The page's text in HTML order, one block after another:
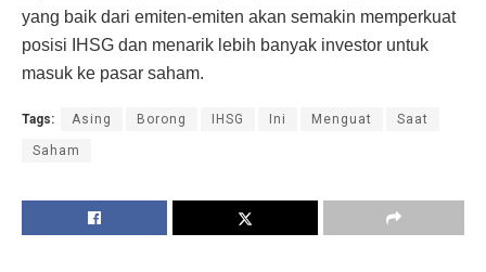
yang baik dari emiten-emiten akan semakin memperkuat
posisi IHSG dan menarik lebih banyak investor untuk
masuk ke pasar saham.
Tags: Asing Borong IHSG Ini Menguat Saat
Saham